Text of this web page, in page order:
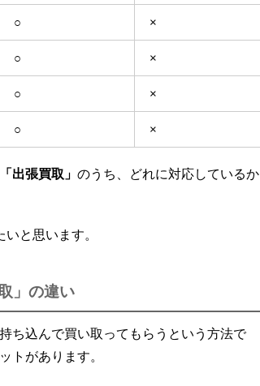
○ ×
○ ×
○ ×
○ ×
出張買取」 のうち、どれに対応しているか
と思います。
」の違い
ち込んで買い取ってもらうという方法で
トがあります。